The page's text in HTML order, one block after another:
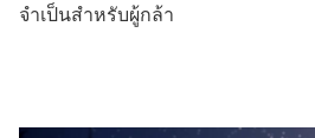
จำเป็นสำหรับผู้กล้า